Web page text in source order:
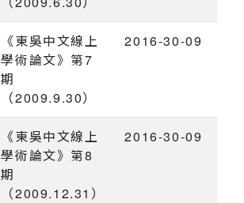
《東吳中文線上
學術論文》第7
期
（2009.9.30）
2016-30-09
《東吳中文線上
學術論文》第8
期
（2009.12.31）
2016-30-09